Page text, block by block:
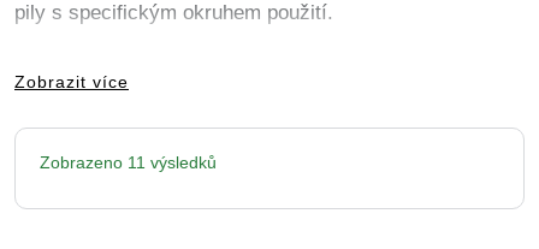
pily s specifickým okruhem použití.
Zobrazit více
Zobrazeno 11 výsledků